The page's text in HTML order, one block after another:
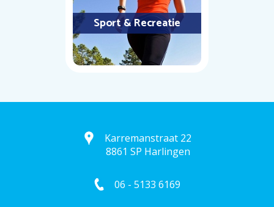
Sport & Recreatie
Karremanstraat 22
8861 SP Harlingen
06 - 5133 6169